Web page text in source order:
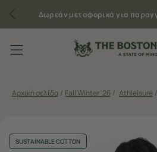
Δωρεάν μεταφορικά για
Αρχική σελίδα / Fall Winter '26 / Athleisure /
SUSTAINABLE COTTON